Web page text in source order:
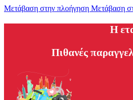
Μετάβαση στην πλοήγηση Μετάβαση
H
Πιθανές